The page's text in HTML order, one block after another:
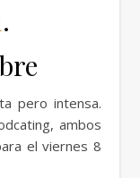
.
pero intensa.
ambos
el viernes 8